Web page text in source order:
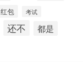
红包 考试
还不 都是